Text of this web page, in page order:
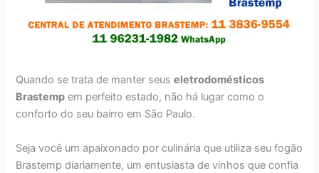
Quando se trata de manter seuseletrodomésticos
Brastemp em perfeito estado, não há lugar como o
conforto do seu bairro em São Paulo.
Seja você um apaixonado por culinária que utiliza seu fogão
Brastemp diariamente, um entusiasta de vinhos que confia